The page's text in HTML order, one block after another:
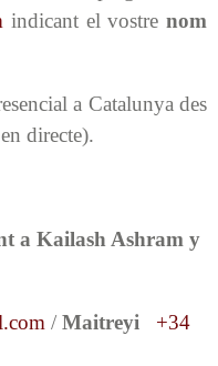
indicant el vostre nom
a Catalunya des
directe).
a Kailash Ashram y
/ Maitreyi
+34